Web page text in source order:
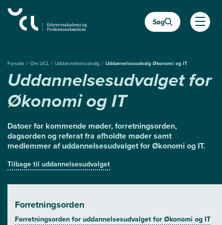
hovedindhold
Søg
Åben
Forside Om UCL Uddannelsesudvalg Uddannelsesudvalg Økonomi og IT
Uddannelsesudvalget for
Økonomi og IT
Datoer for kommende møder, forretningsorden,
dagsorden og referat fra afholdte møder samt
medlemmer af uddannelsesudvalget for Økonomi og IT.
Tilbage til uddannelsesudvalget
Forretningsorden
Forretningsorden for uddannelsesudvalget for Økonomi og IT